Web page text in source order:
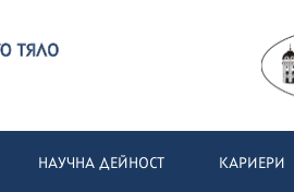
НАУЧНА ДЕЙНОСТ КАРИЕРИ